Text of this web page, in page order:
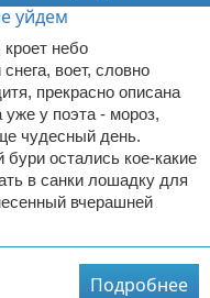
небо
воет, словно
прекрасно описана
у поэта - мороз,
чудесный день.
остались кое-какие
в санки лошадку для
вчерашней
Подробнее